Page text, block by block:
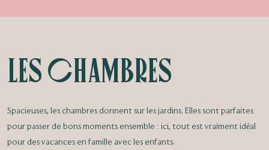
Les chambres
Spacieuses, les chambres donnent sur les jardins. Elles sont parfaites
pour passer de bons moments ensemble : ici, tout est vraiment idéal
pour des vacances en famille avec les enfants.